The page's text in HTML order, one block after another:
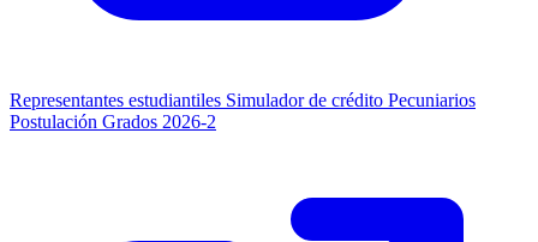
Representantes estudiantiles Simulador de crédito Pecuniarios
Postulación Grados 2026-2